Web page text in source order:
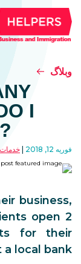
وبلاگ
I
فوریه 12, 2018
business,
open 2
for their
local bank: